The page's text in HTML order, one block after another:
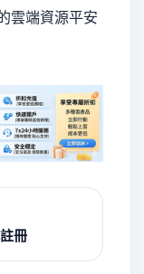
雲端資源平安
冊